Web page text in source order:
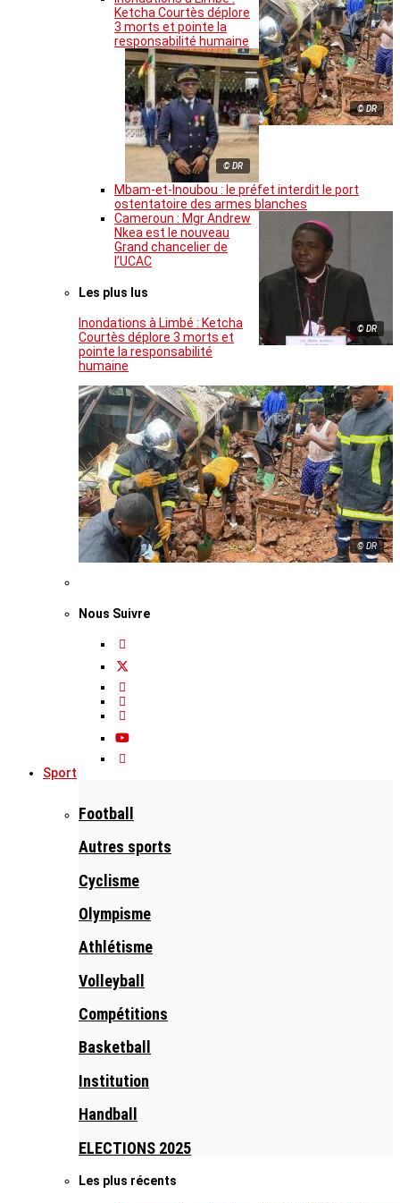
© DR
Ketcha Courtès déplore
3 morts et pointe la
responsabilité humaine
© DR
Mbam-et-Inoubou : le préfet interdit le port
ostentatoire des armes blanches
© DR
Cameroun : Mgr Andrew
Nkea est le nouveau
Grand chancelier de
l’UCAC
Les plus lus
Inondations à Limbé : Ketcha
Courtès déplore 3 morts et
pointe la responsabilité
humaine
© DR
Nous Suivre
Sport
Football
Autres sports
Cyclisme
Olympisme
Athlétisme
Volleyball
Compétitions
Basketball
Institution
Handball
ELECTIONS 2025
Les plus récents